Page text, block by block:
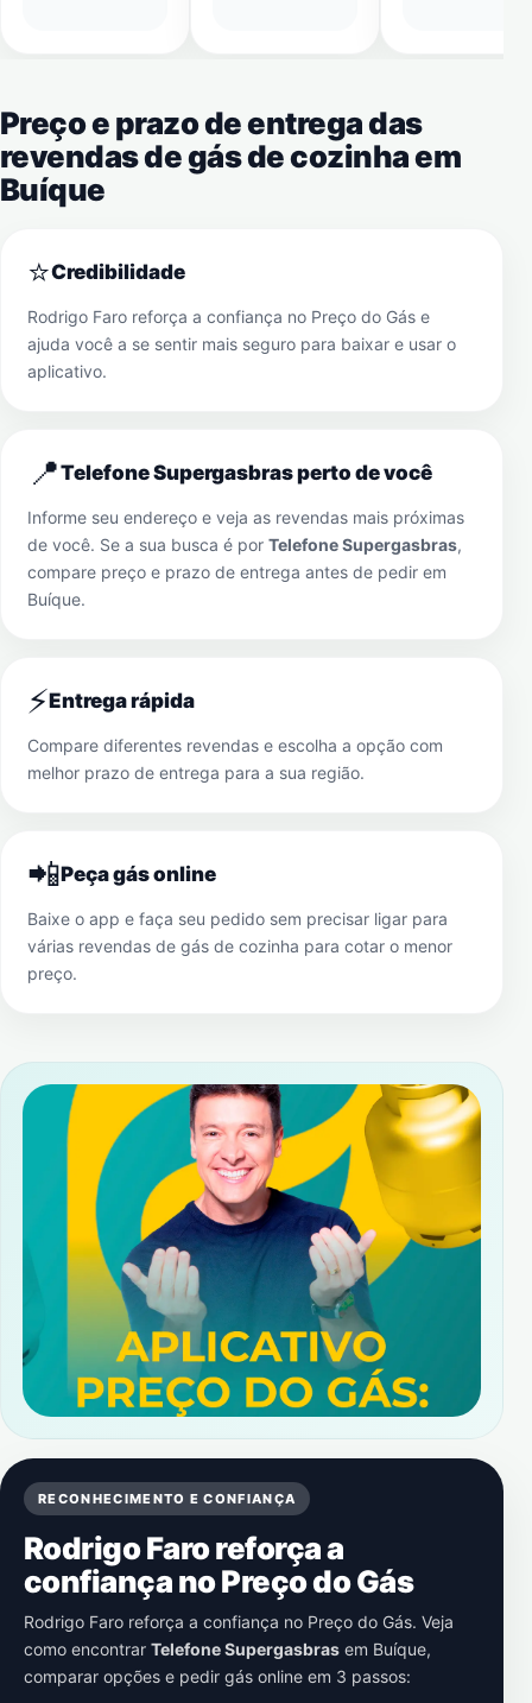
Preço e prazo de entrega das
revendas de gás de cozinha em
Buíque
⭐Credibilidade
Rodrigo Faro reforça a confiança no Preço do Gás e
ajuda você a se sentir mais seguro para baixar e usar o
aplicativo.
📍Telefone Supergasbras perto de você
Informe seu endereço e veja as revendas mais próximas
de você. Se a sua busca é por Telefone Supergasbras,
compare preço e prazo de entrega antes de pedir em
Buíque.
⚡Entrega rápida
Compare diferentes revendas e escolha a opção com
melhor prazo de entrega para a sua região.
📲Peça gás online
Baixe o app e faça seu pedido sem precisar ligar para
várias revendas de gás de cozinha para cotar o menor
preço.
RECONHECIMENTO E CONFIANÇA
Rodrigo Faro reforça a
confiança no Preço do Gás
Rodrigo Faro reforça a confiança no Preço do Gás. Veja
como encontrar Telefone Supergasbras em Buíque,
comparar opções e pedir gás online em 3 passos: